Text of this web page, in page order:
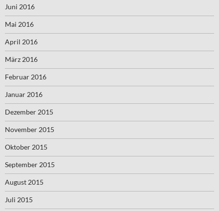
Juni 2016
Mai 2016
April 2016
März 2016
Februar 2016
Januar 2016
Dezember 2015
November 2015
Oktober 2015
September 2015
August 2015
Juli 2015